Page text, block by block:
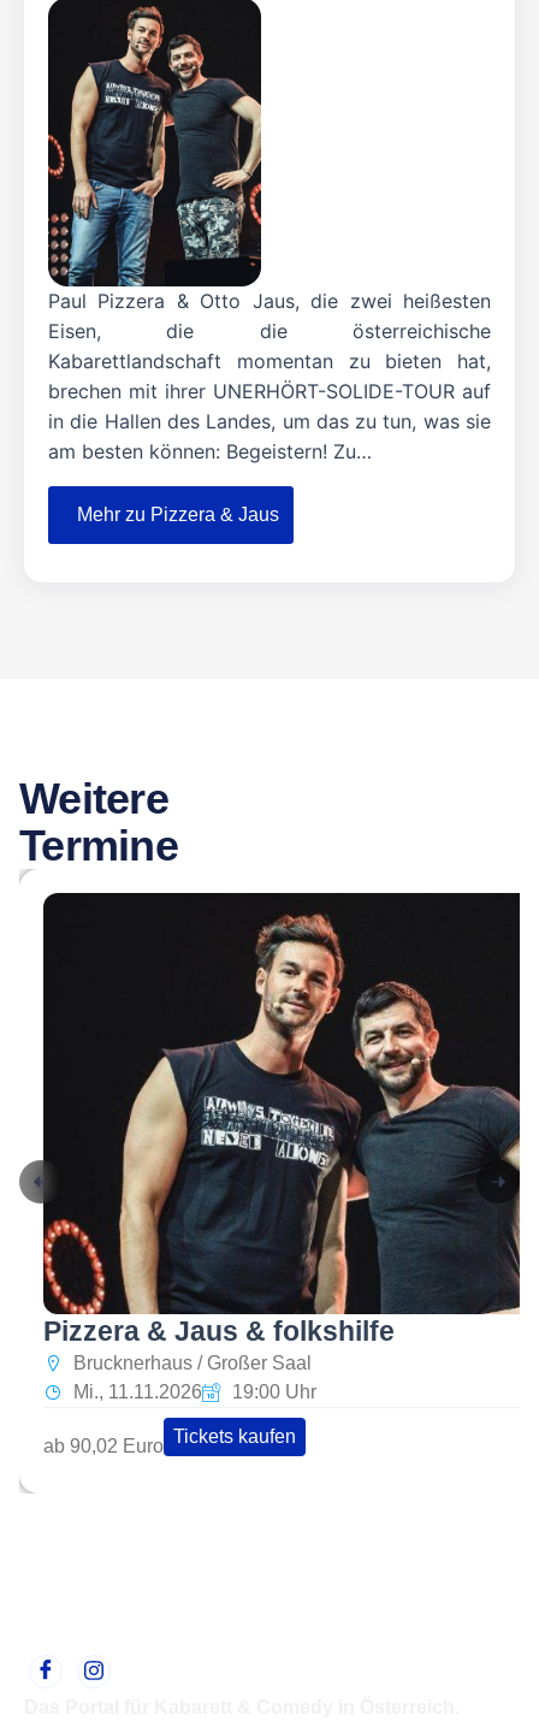
Paul Pizzera & Otto Jaus, die zwei heißesten
Eisen, die die österreichische
Kabarettlandschaft momentan zu bieten hat,
brechen mit ihrer UNERHÖRT-SOLIDE-TOUR auf
in die Hallen des Landes, um das zu tun, was sie
am besten können: Begeistern! Zu…
Mehr zu Pizzera & Jaus
Weitere
Termine
Pizzera & Jaus & folkshilfe
Brucknerhaus / Großer Saal
Mi., 11.11.2026
19:00 Uhr
ab 90,02 Euro Tickets kaufen